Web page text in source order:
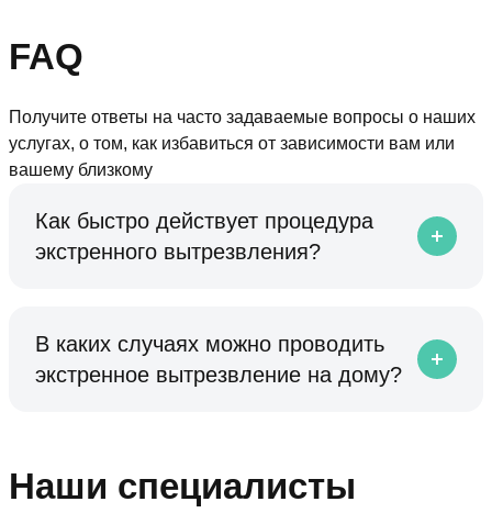
FAQ
Получите ответы на часто задаваемые вопросы о наших
услугах, о том, как избавиться от зависимости вам или
вашему близкому
Как быстро действует процедура
экстренного вытрезвления?
В каких случаях можно проводить
экстренное вытрезвление на дому?
Наши специалисты